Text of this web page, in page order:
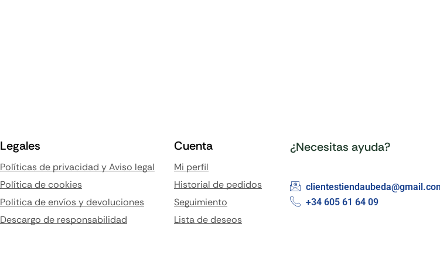
Legales
Políticas de privacidad y Aviso legal
Política de cookies
Politica de envíos y devoluciones
Descargo de responsabilidad
Cuenta
Mi perfil
Historial de pedidos
Seguimiento
Lista de deseos
¿Necesitas ayuda?
+34 605 61 64 09